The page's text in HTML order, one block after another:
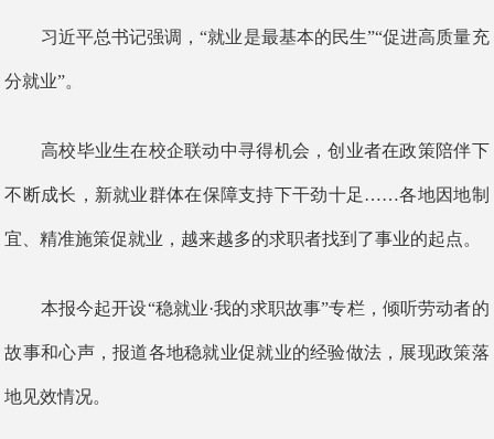
习近平总书记强调，“就业是最基本的民生”“促进高质量充
分就业”。
高校毕业生在校企联动中寻得机会，创业者在政策陪伴下
不断成长，新就业群体在保障支持下干劲十足……各地因地制
宜、精准施策促就业，越来越多的求职者找到了事业的起点。
本报今起开设“稳就业·我的求职故事”专栏，倾听劳动者的
故事和心声，报道各地稳就业促就业的经验做法，展现政策落
地见效情况。